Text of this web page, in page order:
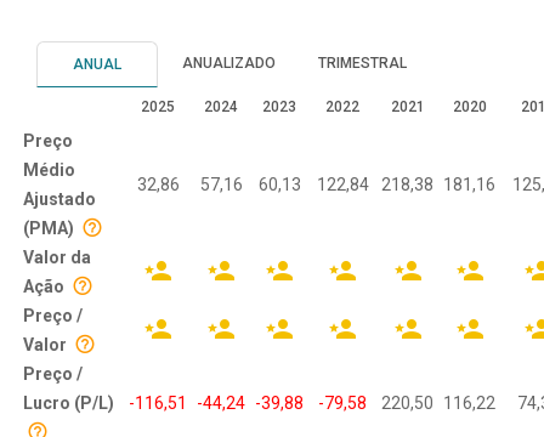
ANUAL ANUALIZADO TRIMESTRAL
2025 2024 2023 2022 2021 2020
Preço
Médio
Ajustado
(PMA)
32,86 57,16 60,13 122,84 218,38 181,16
Valor da
Ação
Preço /
Valor
Preço /
Lucro (P/L)
-116,51 -44,24 -39,88 -79,58 220,50 116,22